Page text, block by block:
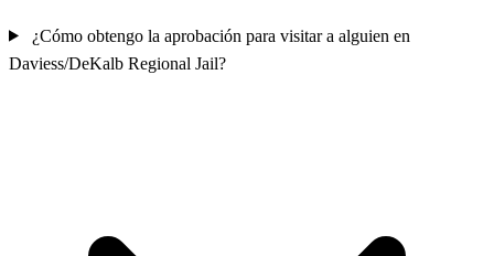
¿Cómo obtengo la aprobación para visitar a alguien en
Daviess/DeKalb Regional Jail?